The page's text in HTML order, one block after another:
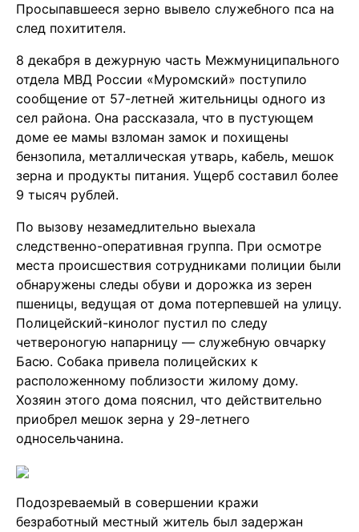
Просыпавшееся зерно вывело служебного пса на
след похитителя.
8 декабря в дежурную часть Межмуниципального
отдела МВД России «Муромский» поступило
сообщение от 57-летней жительницы одного из
сел района. Она рассказала, что в пустующем
доме ее мамы взломан замок и похищены
бензопила, металлическая утварь, кабель, мешок
зерна и продукты питания. Ущерб составил более
9 тысяч рублей.
По вызову незамедлительно выехала
следственно-оперативная группа. При осмотре
места происшествия сотрудниками полиции были
обнаружены следы обуви и дорожка из зерен
пшеницы, ведущая от дома потерпевшей на улицу.
Полицейский-кинолог пустил по следу
четвероногую напарницу — служебную овчарку
Басю. Собака привела полицейских к
расположенному поблизости жилому дому.
Хозяин этого дома пояснил, что действительно
приобрел мешок зерна у 29-летнего
односельчанина.
Подозреваемый в совершении кражи
безработный местный житель был задержан